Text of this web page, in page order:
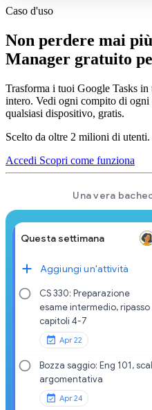
Caso d'uso
Non perdere mai
Manager gratuito
Trasforma i tuoi Google Tasks in
intero. Vedi ogni compito di ogni
qualsiasi dispositivo, gratis.
Scelto da oltre 2 milioni di
Accedi Scopri come funziona
Una vera
Questa settimana
Aggiungi un'attività
CS 330: Preparazione
esame intermedio, ripasso
capitoli 4-7
Apr 22
Bozza saggio: Eng 101,
argomentativa
Apr 24